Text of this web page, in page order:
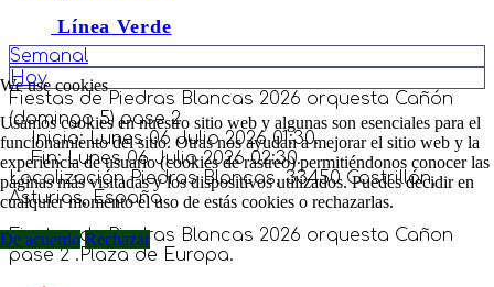
Línea Verde
Semanal
Hoy
Fiestas de Piedras Blancas 2026 orquesta Cañón
(domingo 5) pase 2
Inicio:Lunes 06 Julio 2026 01:30.
Fin:Lunes 06 Julio 2026 02:30.
LocalizaciónPiedras Blancas, 33450 Castrillón,
Asturias, España
Fiestas de Piedras Blancas 2026 orquesta Cañon
pase 2 .Plaza de Europa.
We use cookies
Usamos cookies en nuestro sitio web y algunas son esenciales para el
funcionamiento del sitio. Otras nos ayudan a mejorar el sitio web y la
experiencia de usuario (cookies de rastreo) permitiéndonos conocer las
páginas más visitadas y los dispositivos utilizados. Puedes decidir en
cualquier momento el uso de estás cookies o rechazarlas.
De acuerdo Rechazar